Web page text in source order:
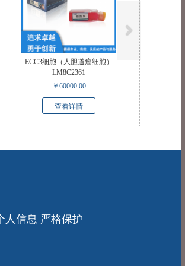
ECC3细胞（人胆道癌细胞）
LM8C2361
￥ 60000.00
查看详情
人信息 严格保护